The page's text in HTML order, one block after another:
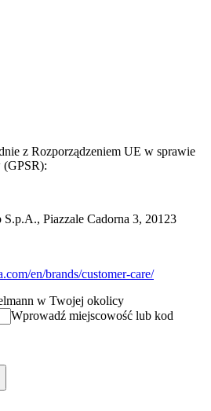
z Rozporządzeniem UE w sprawie
(GPSR):
Piazzale Cadorna 3, 20123
en/brands/customer-care/
w Twojej okolicy
Wprowadź miejscowość lub kod